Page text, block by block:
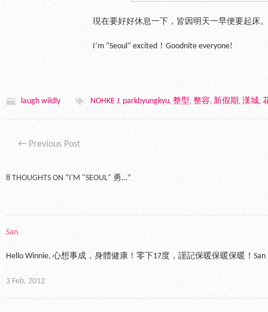
現在要好好休息一下，皆因明天一早便要起床
I’m “Seoul” excited！Goodnite everyone!
laugh wildly NOHKE J, parkbyungkyu, 整型, 整容, 新假期 , 漢城,
Post navigation
← Previous Post
8 THOUGHTS ON “I'M "SEOUL" 勇…”
San
Hello Winnie, 心想事成，身體健康！零下17度，謹記保暖保暖保暖！San
3 Feb, 2012